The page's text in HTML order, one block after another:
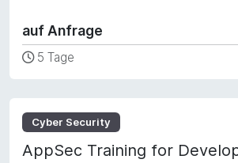
auf Anfrage
5 Tage
Cyber Security
AppSec Training for